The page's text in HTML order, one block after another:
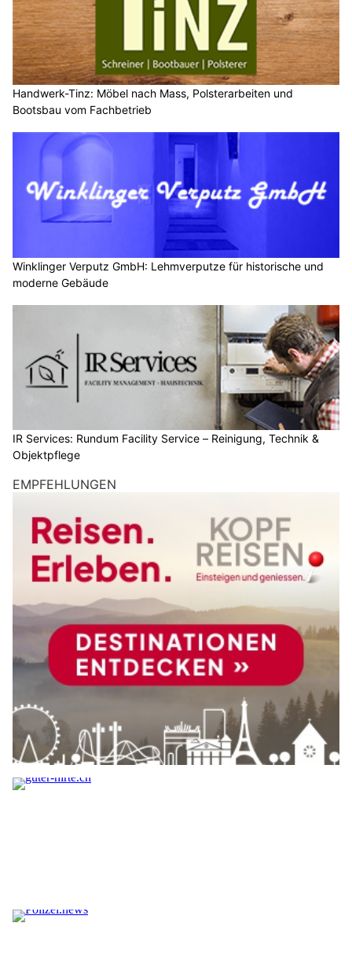
Handwerk-Tinz: Möbel nach Mass, Polsterarbeiten und
Bootsbau vom Fachbetrieb
Winklinger Verputz GmbH: Lehmverputze für historische und
moderne Gebäude
IR Services: Rundum Facility Service – Reinigung, Technik &
Objektpflege
EMPFEHLUNGEN